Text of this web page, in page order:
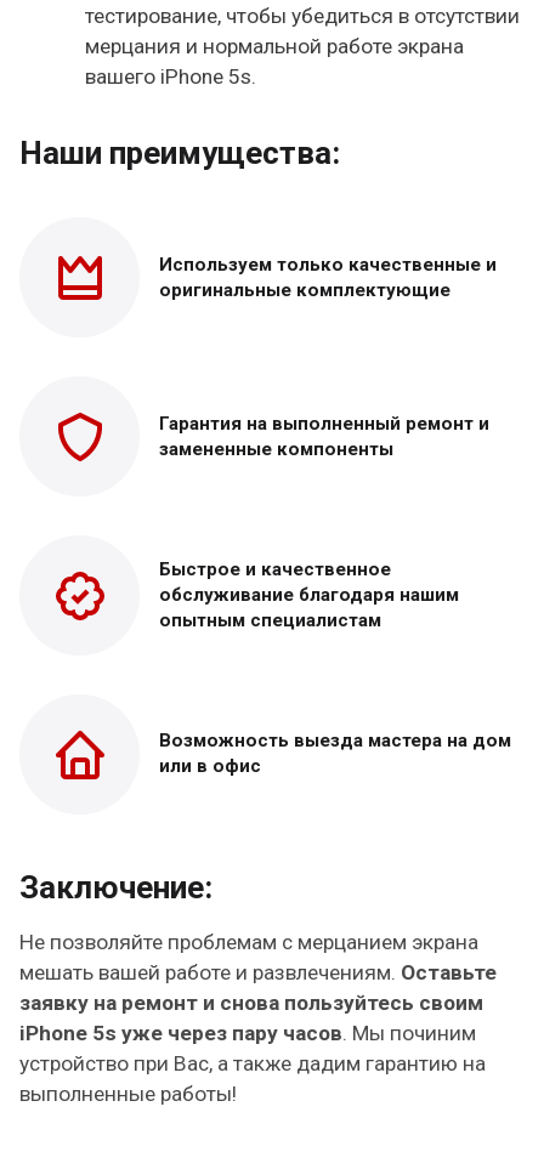
тестирование, чтобы убедиться в отсутствии
мерцания и нормальной работе экрана
вашего iPhone 5s.
Наши преимущества:
Используем только качественные и
оригинальные комплектующие
Гарантия на выполненный ремонт и
замененные компоненты
Быстрое и качественное
обслуживание благодаря нашим
опытным специалистам
Возможность выезда мастера на дом
или в офис
Заключение:
Не позволяйте проблемам с мерцанием экрана
мешать вашей работе и развлечениям. Оставьте
заявку на ремонт и снова пользуйтесь своим
iPhone 5s уже через пару часов. Мы починим
устройство при Вас, а также дадим гарантию на
выполненные работы!